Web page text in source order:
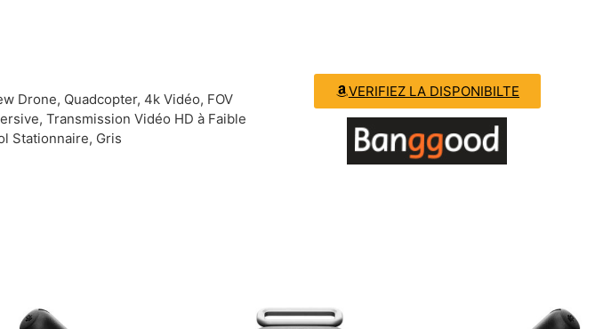
Drone, Quadcopter, 4k Vidéo, FOV
Transmission Vidéo HD à Faible
Stationnaire, Gris
VERIFIEZ LA DISPONIBILTE